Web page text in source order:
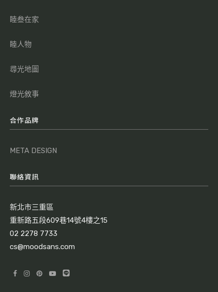
睦叁在家
睦人物
尋光地圖
燈光敘事
合作品牌
META DESIGN
聯絡資訊
新北市三重區
重新路五段609巷14號4樓之15
02 2278 7733
cs@moodsans.com